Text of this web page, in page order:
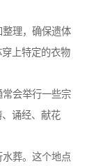
理，确保遗体
上特定的衣物
会举行一些宗
诵经、献花
葬。这个地点